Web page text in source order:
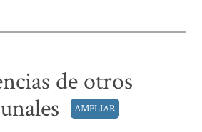
de otros
AMPLIAR